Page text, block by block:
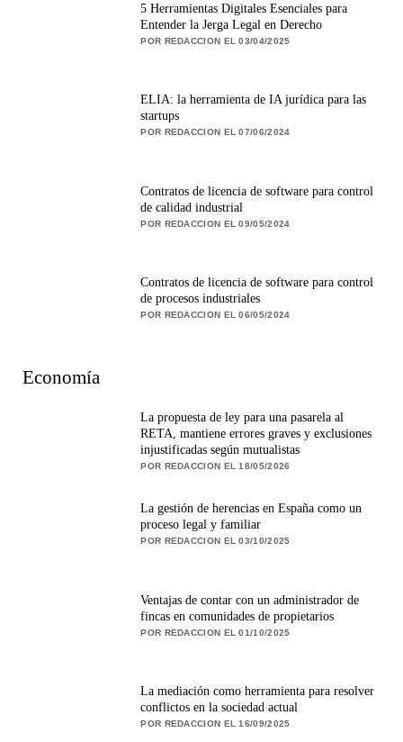
5 Herramientas Digitales Esenciales para
Entender la Jerga Legal en Derecho
POR REDACCION EL 03/04/2025
ELIA: la herramienta de IA jurídica para las
startups
POR REDACCION EL 07/06/2024
Contratos de licencia de software para control
de calidad industrial
POR REDACCION EL 09/05/2024
Contratos de licencia de software para control
de procesos industriales
POR REDACCION EL 06/05/2024
Economía
La propuesta de ley para una pasarela al
RETA, mantiene errores graves y exclusiones
injustificadas según mutualistas
POR REDACCION EL 18/05/2026
La gestión de herencias en España como un
proceso legal y familiar
POR REDACCION EL 03/10/2025
Ventajas de contar con un administrador de
fincas en comunidades de propietarios
POR REDACCION EL 01/10/2025
La mediación como herramienta para resolver
conflictos en la sociedad actual
POR REDACCION EL 16/09/2025